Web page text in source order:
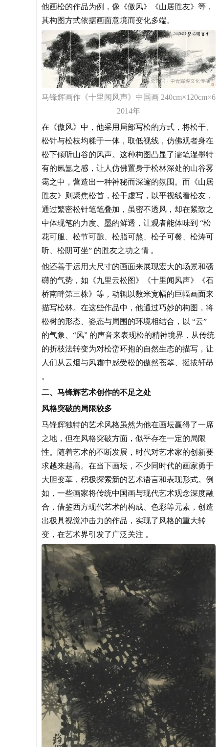
他画松的作品为例，像《傲风》《山居胜友》等，
其构图方式依据画面意境而变化多端。
马锋辉画作《十里闻风声》中国画 240cm×120cm×6
2014年
在《傲风》中，他采用局部写松的方式，将松干、
松针与松枝均糅于一体，取低视线，仿佛观者身在
松下倾听山谷的风声。这种构图凸显了濡笔湿墨特
有的氤氲之感，让人仿佛置身于松林深处的山谷雾
霭之中，营造出一种神秘而深邃的氛围。而《山居
胜友》则聚焦松首，松干虚写，以平视线看松友，
通过繁密松针笔笔叠加，虽密不透风，却在紧致之
中体现笔的力度、墨的鲜透，让观者能体味到 “松
花可服、松节可酿、松脂可熬、松子可餐、松涛可
听、松阴可坐” 的胜友之功之情 。
他还善于运用大尺寸的画面来展现宏大的场景和磅
礴的气势，如《九里云松图》《十里闻风声》《石
桥南畔第三株》等，动辄以数米宽幅的巨幅画面来
描写松林。在这些作品中，他通过巧妙的构图，将
松树的形态、姿态与周围的环境相结合，以 “云”
的气象、“风” 的声音来表现松的精神境界，从传统
的折枝法转变为对松峦环抱的自然生态的描写，让
人们从云烟与风霜中感受松的傲然苍翠、挺拔轩昂
。
二、马锋辉艺术创作的不足之处
风格突破的局限较多
马锋辉独特的艺术风格虽然为他在画坛赢得了一席
之地，但在风格突破方面，似乎存在一定的局限
性。随着艺术的不断发展，时代对艺术家的创新要
求越来越高。在当下画坛，不少同时代的画家勇于
大胆变革，积极探索新的艺术语言和表现形式。例
如，一些画家将传统中国画与现代艺术观念深度融
合，借鉴西方现代艺术的构成、色彩等元素，创造
出极具视觉冲击力的作品，实现了风格的重大转
变，在艺术界引发了广泛关注 。